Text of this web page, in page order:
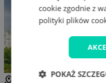
cookie zgodnie z
polityki plików
POKAŻ